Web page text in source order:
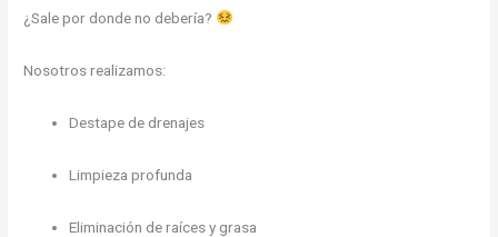
¿Sale por donde no debería?
Nosotros realizamos:
Destape de drenajes
Limpieza profunda
Eliminación de raíces y grasa